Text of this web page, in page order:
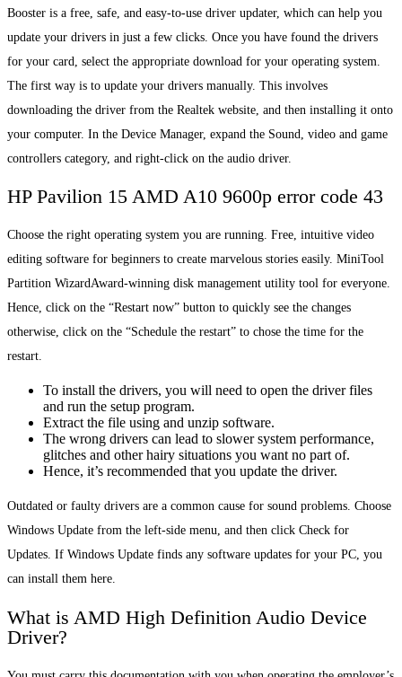
Booster is a free, safe, and easy-to-use driver updater, which can help you
update your drivers in just a few clicks. Once you have found the drivers
for your card, select the appropriate download for your operating system.
The first way is to update your drivers manually. This involves
downloading the driver from the Realtek website, and then installing it onto
your computer. In the Device Manager, expand the Sound, video and game
controllers category, and right-click on the audio driver.
HP Pavilion 15 AMD A10 9600p error code 43
Choose the right operating system you are running. Free, intuitive video
editing software for beginners to create marvelous stories easily. MiniTool
Partition WizardAward-winning disk management utility tool for everyone.
Hence, click on the “Restart now” button to quickly see the changes
otherwise, click on the “Schedule the restart” to chose the time for the
restart.
To install the drivers, you will need to open the driver files
and run the setup program.
Extract the file using and unzip software.
The wrong drivers can lead to slower system performance,
glitches and other hairy situations you want no part of.
Hence, it’s recommended that you update the driver.
Outdated or faulty drivers are a common cause for sound problems. Choose
Windows Update from the left-side menu, and then click Check for
Updates. If Windows Update finds any software updates for your PC, you
can install them here.
What is AMD High Definition Audio Device
Driver?